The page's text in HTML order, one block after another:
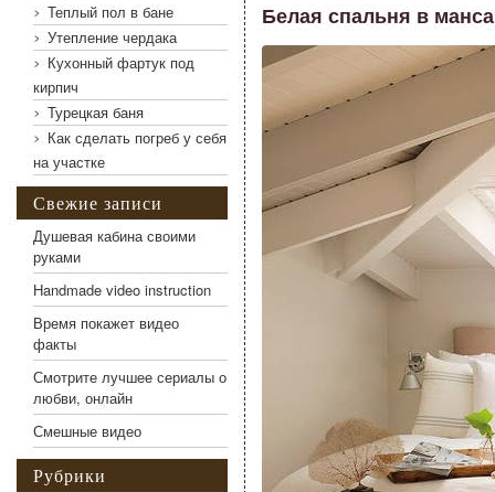
Белая спальня в
Белая спальня в мансардном этаже
Теплый пол в бане
Утепление чердака
Кухонный фартук под
кирпич
Турецкая баня
Как сделать погреб у себя
на участке
Свежие записи
Душевая кабина своими
руками
Handmade video instruction
Время покажет видео
факты
Смотрите лучшее сериалы о
любви, онлайн
Смешные видео
Рубрики